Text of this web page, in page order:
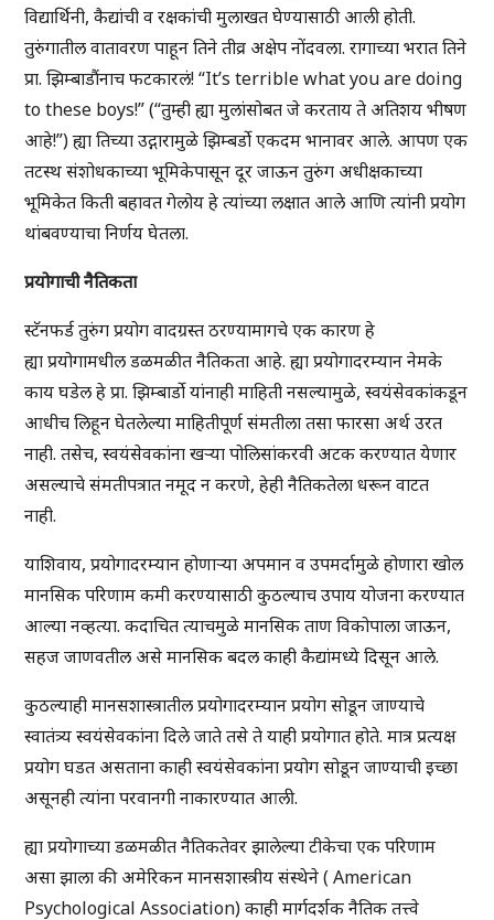
विद्यार्थिनी, कैद्यांची व रक्षकांची मुलाखत घेण्यासाठी आली होती.
तुरुंगातील वातावरण पाहून तिने तीव्र अक्षेप नोंदवला. रागाच्या भरात तिने
प्रा. झिम्बाडौंनाच फटकारलं! “It’s terrible what you are doing
to these boys!” (“तुम्ही ह्या मुलांसोबत जे करताय ते अतिशय भीषण
आहे!”) ह्या तिच्या उद्गारामुळे झिम्बर्डो एकदम भानावर आले. आपण एक
तटस्थ संशोधकाच्या भूमिकेपासून दूर जाऊन तुरुंग अधीक्षकाच्या
भूमिकेत किती बहावत गेलोय हे त्यांच्या लक्षात आले आणि त्यांनी प्रयोग
थांबवण्याचा निर्णय घेतला.
प्रयोगाचीनैतिकता
स्टॅनफर्ड तुरुंग प्रयोग वादग्रस्त ठरण्यामागचे एक कारण हे
ह्या प्रयोगामधील डळमळीत नैतिकता आहे. ह्या प्रयोगादरम्यान नेमके
काय घडेल हे प्रा. झिम्बार्डो यांनाही माहिती नसल्यामुळे, स्वयंसेवकांकडून
आधीच लिहून घेतलेल्या माहितीपूर्ण संमतीला तसा फारसा अर्थ उरत
नाही. तसेच, स्वयंसेवकांना खऱ्या पोलिसांकरवी अटक करण्यात येणार
असल्याचे संमतीपत्रात नमूद न करणे, हेही नैतिकतेला धरून वाटत
नाही.
याशिवाय, प्रयोगादरम्यान होणाऱ्या अपमान व उपमर्दामुळे होणारा खोल
मानसिक परिणाम कमी करण्यासाठी कुठल्याच उपाय योजना करण्यात
आल्या नव्हत्या. कदाचित त्याचमुळे मानसिक ताण विकोपाला जाऊन,
सहज जाणवतील असे मानसिक बदल काही कैद्यांमध्ये दिसून आले.
कुठल्याही मानसशास्त्रातील प्रयोगादरम्यान प्रयोग सोडून जाण्याचे
स्वातंत्र्य स्वयंसेवकांना दिले जाते तसे ते याही प्रयोगात होते. मात्र प्रत्यक्ष
प्रयोग घडत असताना काही स्वयंसेवकांना प्रयोग सोडून जाण्याची इच्छा
असूनही त्यांना परवानगी नाकारण्यात आली.
ह्या प्रयोगाच्या डळमळीत नैतिकतेवर झालेल्या टीकेचा एक परिणाम
असा झाला की अमेरिकन मानसशास्त्रीय संस्थेने ( American
Psychological Association) काही मार्गदर्शक नैतिक तत्त्वे